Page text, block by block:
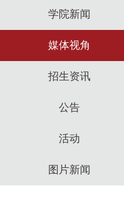
学院新闻
媒体视角
招生资讯
公告
活动
图片新闻